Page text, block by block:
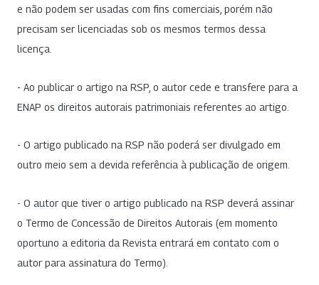
e não podem ser usadas com fins comerciais, porém não
precisam ser licenciadas sob os mesmos termos dessa
licença.
- Ao publicar o artigo na RSP, o autor cede e transfere para a
ENAP os direitos autorais patrimoniais referentes ao artigo.
- O artigo publicado na RSP não poderá ser divulgado em
outro meio sem a devida referência à publicação de origem.
- O autor que tiver o artigo publicado na RSP deverá assinar
o Termo de Concessão de Direitos Autorais (em momento
oportuno a editoria da Revista entrará em contato com o
autor para assinatura do Termo).